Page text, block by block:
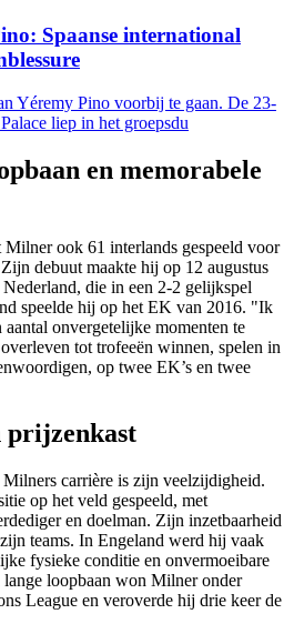
Spaanse international
Yéremy Pino voorbij te gaan. De 23-
liep in het groepsdu
en memorabele
ook 61 interlands gespeeld voor
debuut maakte hij op 12 augustus
die in een 2-2 gelijkspel
speelde hij op het EK van 2016. "Ik
onvergetelijke momenten te
tot trofeeën winnen, spelen in
op twee EK’s en twee
prijzenkast
carrière is zijn veelzijdigheid.
op het veld gespeeld, met
en doelman. Zijn inzetbaarheid
teams. In Engeland werd hij vaak
fysieke conditie en onvermoeibare
loopbaan won Milner onder
League en veroverde hij drie keer de